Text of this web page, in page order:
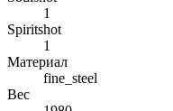
1
Spiritshot
1
Материал
fine_steel
Вес